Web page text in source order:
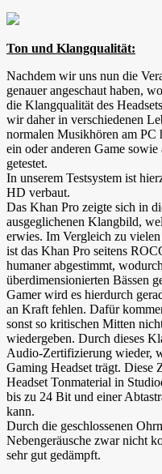
Ton und Klangqualität:
Nachdem wir uns nun die
genauer angeschaut haben,
die Klangqualität des
wir daher in verschiedenen
normalen Musikhören am PC
ein oder anderen Game
getestet.
In unserem Testsystem ist
HD verbaut.
Das Khan Pro zeigte sich in
ausgeglichenen Klangbild,
erwies. Im Vergleich zu
ist das Khan Pro seitens
humaner abgestimmt,
überdimensionierten Bässen
Gamer wird es hierdurch
an Kraft fehlen. Dafür
sonst so kritischen Mitten
wiedergeben. Durch dieses
Audio-Zertifizierung wieder,
Gaming Headset trägt. Diese
Headset Tonmaterial in
bis zu 24 Bit und einer
kann.
Durch die geschlossenen
Nebengeräusche zwar nicht
sehr gut gedämpft.